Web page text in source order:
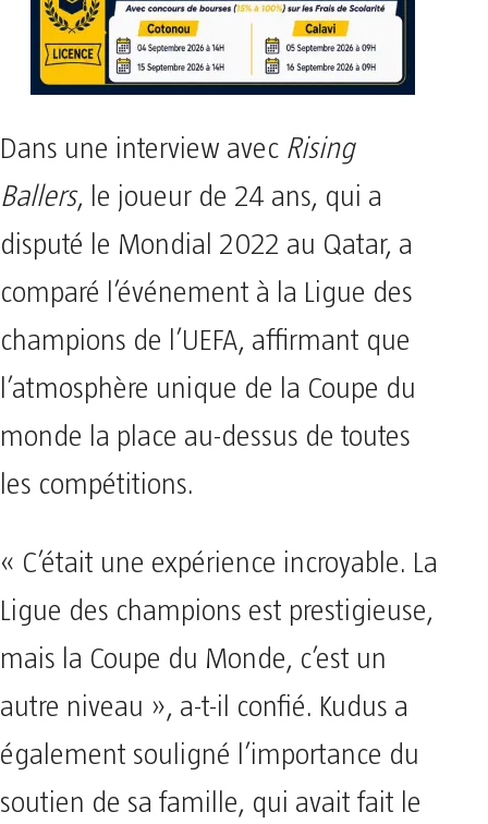
Dans une interview avec Rising
Ballers, le joueur de 24 ans, qui a
disputé le Mondial 2022 au Qatar, a
comparé l’événement à la Ligue des
champions de l’UEFA, affirmant que
l’atmosphère unique de la Coupe du
monde la place au-dessus de toutes
les compétitions.
« C’était une expérience incroyable. La
Ligue des champions est prestigieuse,
mais la Coupe du Monde, c’est un
autre niveau », a-t-il confié. Kudus a
également souligné l’importance du
soutien de sa famille, qui avait fait le